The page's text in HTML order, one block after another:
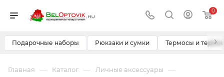
0
Подарочные наборы Рюкзаки и сумки Термосы и ›
Главная — Каталог — Личные аксессуары —